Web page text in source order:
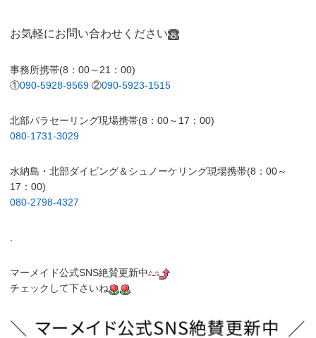
お気軽にお問い合わせください
事務所携帯(8：00～21：00)
①090-5928-9569 ②090-5923-1515
北部パラセーリング現場携帯(8：00～17：00)
080-1731-3029
水納島・北部ダイビング＆シュノーケリング現場携帯(8：00～
17：00)
080-2798-4327
.
マーメイド公式SNS絶賛更新中
チェックして下さいね